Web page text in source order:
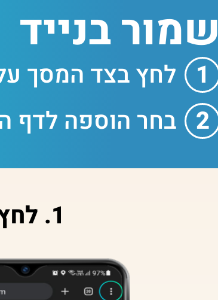
שמור בנייד
לחץ בצד המסך
בחר הוספה לדף
1. לחץ על 3 נקודות בצג המסך